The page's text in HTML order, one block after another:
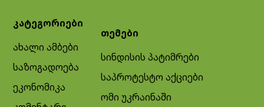
კატეგორიები
ახალი ამბები
საზოგადოება
ეკონომიკა
თემები
სინდისის პატიმრები
საპროტესტო აქციები
ომი უკრაინაში